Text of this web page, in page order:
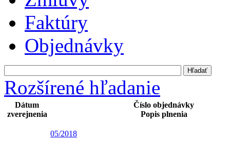
Faktúry
Objednávky
Rozšírené hľadanie
Dátum
zverejnenia
Číslo objednávky
Popis plnenia
05/2018